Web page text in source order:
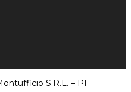
S.R.L. – PI